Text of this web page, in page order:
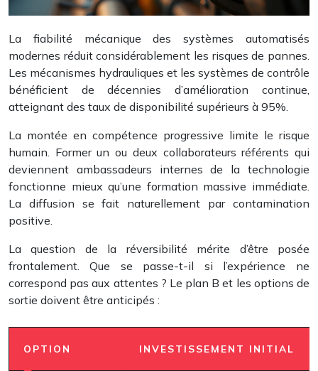
La fiabilité mécanique des systèmes automatisés
modernes réduit considérablement les risques de pannes.
Les mécanismes hydrauliques et les systèmes de contrôle
bénéficient de décennies d’amélioration continue,
atteignant des taux de disponibilité supérieurs à 95%.
La montée en compétence progressive limite le risque
humain. Former un ou deux collaborateurs référents qui
deviennent ambassadeurs internes de la technologie
fonctionne mieux qu’une formation massive immédiate.
La diffusion se fait naturellement par contamination
positive.
La question de la réversibilité mérite d’être posée
frontalement. Que se passe-t-il si l’expérience ne
correspond pas aux attentes ? Le plan B et les options de
sortie doivent être anticipés :
OPTION INVESTISSEMENT INITIAL